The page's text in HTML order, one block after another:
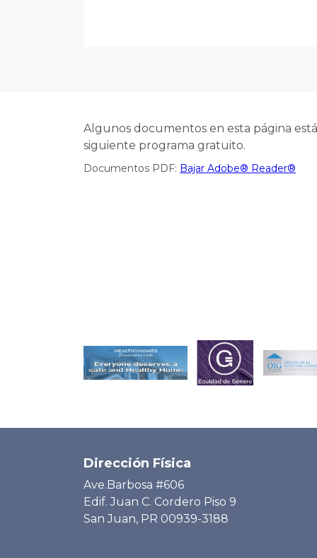
Algunos documentos en esta página
siguiente programa gratuito.
Documentos PDF: Bajar Adobe® Reader®
Dirección Física
Ave.Barbosa #606
Edif. Juan C. Cordero Piso 9
San Juan, PR 00939-3188